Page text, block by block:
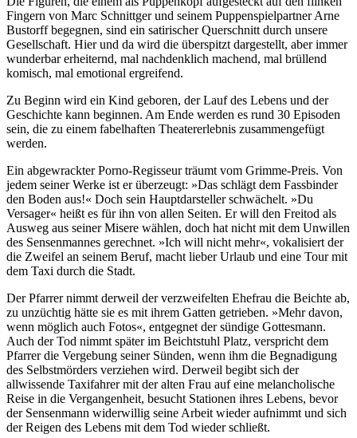
Fingern von Marc Schnittger und seinem Puppenspielpartner Arne
Bustorff begegnen, sind ein satirischer Querschnitt durch unsere
Gesellschaft. Hier und da wird die überspitzt dargestellt, aber immer
wunderbar erheiternd, mal nachdenklich machend, mal brüllend
komisch, mal emotional ergreifend.
Zu Beginn wird ein Kind geboren, der Lauf des Lebens und der
Geschichte kann beginnen. Am Ende werden es rund 30 Episoden
sein, die zu einem fabelhaften Theatererlebnis zusammengefügt
werden.
Ein abgewrackter Porno-Regisseur träumt vom Grimme-Preis. Von
jedem seiner Werke ist er überzeugt: »Das schlägt dem Fassbinder
den Boden aus!« Doch sein Hauptdarsteller schwächelt. »Du
Versager« heißt es für ihn von allen Seiten. Er will den Freitod als
Ausweg aus seiner Misere wählen, doch hat nicht mit dem Unwillen
des Sensenmannes gerechnet. »Ich will nicht mehr«, vokalisiert der
die Zweifel an seinem Beruf, macht lieber Urlaub und eine Tour mit
dem Taxi durch die Stadt.
Der Pfarrer nimmt derweil der verzweifelten Ehefrau die Beichte ab,
zu unzüchtig hätte sie es mit ihrem Gatten getrieben. »Mehr davon,
wenn möglich auch Fotos«, entgegnet der sündige Gottesmann.
Auch der Tod nimmt später im Beichtstuhl Platz, verspricht dem
Pfarrer die Vergebung seiner Sünden, wenn ihm die Begnadigung
des Selbstmörders verziehen wird. Derweil begibt sich der
allwissende Taxifahrer mit der alten Frau auf eine melancholische
Reise in die Vergangenheit, besucht Stationen ihres Lebens, bevor
der Sensenmann widerwillig seine Arbeit wieder aufnimmt und sich
der Reigen des Lebens mit dem Tod wieder schließt.